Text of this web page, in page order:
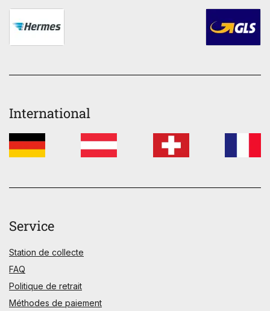
International
Service
Station de collecte
FAQ
Politique de retrait
Méthodes de paiement